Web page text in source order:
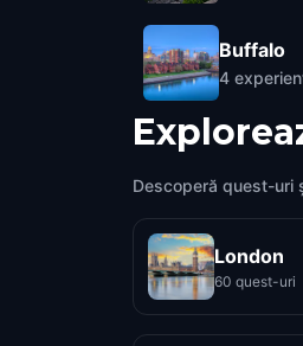
Buffalo
4
Descoperă quest-uri
London
60 quest-uri